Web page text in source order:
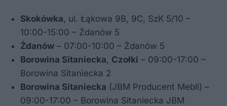
Skokówka , ul. Łąkowa 9B, 9C, SzK 5/10 –
10:00-15:00 – Żdanów 5
Żdanów – 07:00-10:00 – Żdanów 5
Borowina Sitaniecka Czołki – 09:00-17:00 –
Borowina Sitaniecka 2
Borowina Sitaniecka (JBM Producent Mebli) –
09:00-17:00 – Borowina Sitaniecka JBM